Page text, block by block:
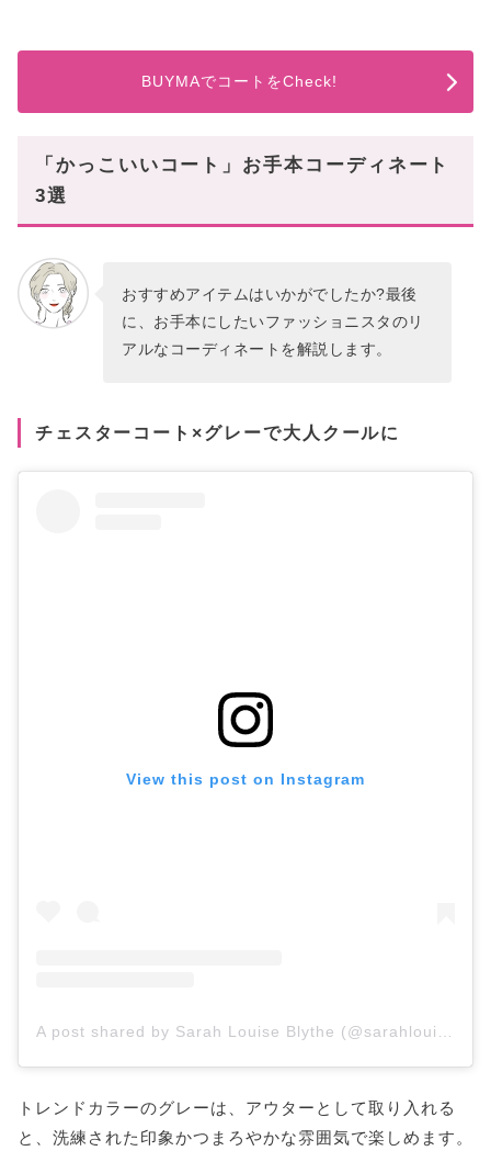
BUYMAでコートをCheck!
「かっこいいコート」お手本コーディネート
3選
おすすめアイテムはいかがでしたか?最後
に、お手本にしたいファッショニスタのリ
アルなコーディネートを解説します。
チェスターコート×グレーで大人クールに
View this post on Instagram
トレンドカラーのグレーは、アウターとして取り入れる
と、洗練された印象かつまろやかな雰囲気で楽しめます。